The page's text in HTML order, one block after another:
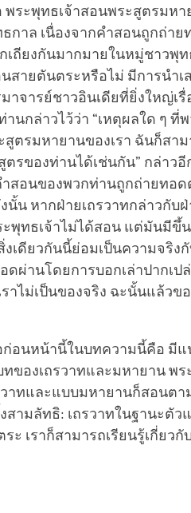
ระพุทธเจ้าสอนพระสูตรมหา
าล เนื่องจากคำสอนถูกถ่าย
ถียงกันมากมายในหมู่ชาวพุท
ายตันตระหรือไม่ มีการนำเ
จารย์ชาวอินเดียที่ยิ่งใหญ่เรื่
นกล่าวไว้ว่า “เหตุผลใด ๆ
สูตรมหายานของเรา ฉันก็สา
รของท่านได้เช่นกัน” กล่าว
สอนของพวกท่านถูกถ่ายทอ
นั้น หากฝ่ายเถรวาทกล่าวกับ
พุทธเจ้าไม่ได้สอน แต่มันมีขึ้
เดียวกันนี้ย่อมเป็นความจริง
ผ่านโดยการบอกเล่าปากเป
าไม่เป็นของจริง ฉะนั้นแล้วข
อนหน้านี้ในบทความนี้คือ มีแ
ของเถรวาทและมหายาน พ
าทและแบบมหายานก็สอนต
สามลัทธิ: เถรวาทในฐานะตั
เราก็สามารถเรียนรู้เกี่ยว